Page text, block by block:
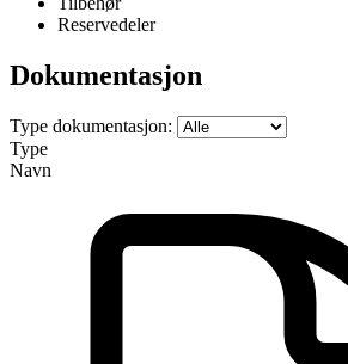
Reservedeler
Dokumentasjon
Type dokumentasjon:
Type
Navn